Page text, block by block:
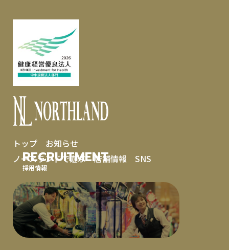
トップ
お知らせ
ノースランドで遊ぶ
店舗情報 SNS
RECRUITMENT
採用情報